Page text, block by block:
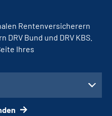
Rentenversicherern
Bund und DRV KBS.
Ihres